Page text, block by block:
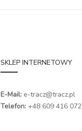
SKLEP INTERNETOWY
E-Mail: e-tracz@tracz.pl
Telefon: +48 609 416 072